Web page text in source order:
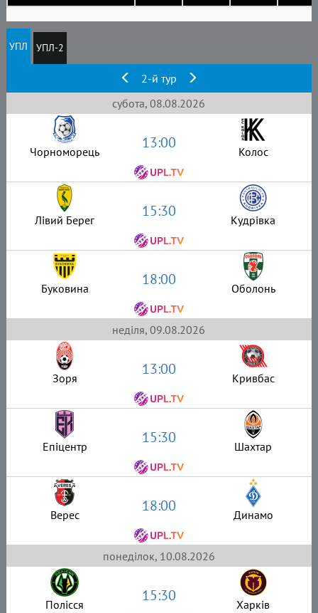
УПЛ УПЛ-2
2-й тур
субота, 08.08.2026
Чорноморець 13:00 Колос
Лівий Берег 15:30 Кудрівка
Буковина 18:00 Оболонь
неділя, 09.08.2026
Зоря 13:00 Кривбас
Епіцентр 15:30 Шахтар
Верес 18:00 Динамо
понеділок, 10.08.2026
Полісся 15:30 Харків